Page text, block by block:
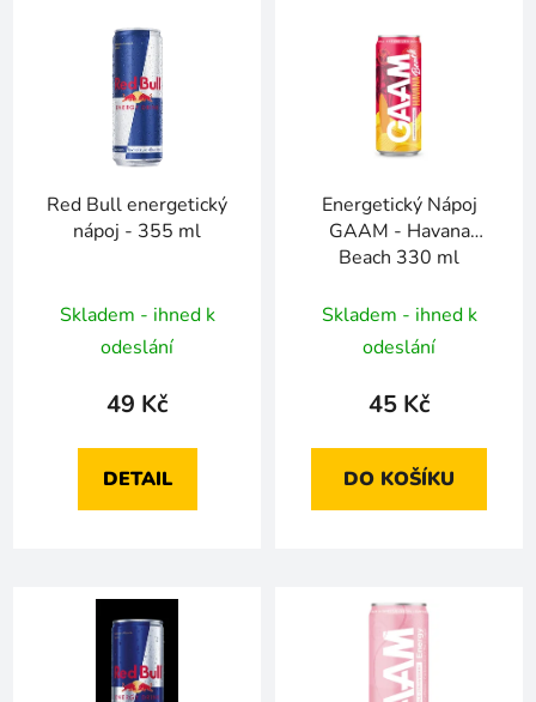
Red Bull energetický
nápoj - 355 ml
Skladem - ihned k
odeslání
49 Kč
DETAIL
Energetický Nápoj
GAAM - Havana
Beach 330 ml
Skladem - ihned k
odeslání
45 Kč
DO KOŠÍKU